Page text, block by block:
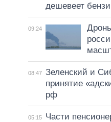
дешевеет
09:24
08:47 Зеленский и
принятие
рф
05:15
Части